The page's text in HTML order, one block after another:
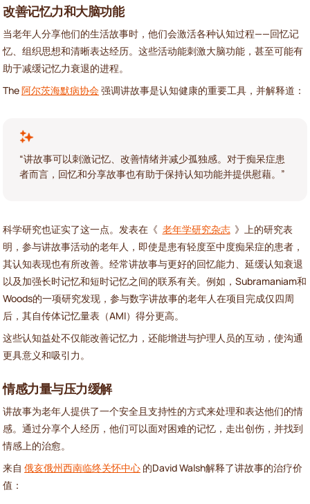
改善记忆力和大脑功能
当老年人分享他们的生活故事时，他们会激活各种认知过程——回忆记
忆、组织思想和清晰表达经历。这些活动能刺激大脑功能，甚至可能有
助于减缓记忆力衰退的进程。
The阿尔茨海默病协会强调讲故事是认知健康的重要工具，并解释道：
“讲故事可以刺激记忆、改善情绪并减少孤独感。对于痴呆症患
者而言，回忆和分享故事也有助于保持认知功能并提供慰藉。”
科学研究也证实了这一点。发表在《 老年学研究杂志 》上的研究表
明，参与讲故事活动的老年人，即使是患有轻度至中度痴呆症的患者，
其认知表现也有所改善。经常讲故事与更好的回忆能力、延缓认知衰退
以及加强长时记忆和短时记忆之间的联系有关。例如，Subramaniam和
Woods的一项研究发现，参与数字讲故事的老年人在项目完成仅四周
后，其自传体记忆量表（AMI）得分更高。
这些认知益处不仅能改善记忆力，还能增进与护理人员的互动，使沟通
更具意义和吸引力。
情感力量与压力缓解
讲故事为老年人提供了一个安全且支持性的方式来处理和表达他们的情
感。通过分享个人经历，他们可以面对困难的记忆，走出创伤，并找到
情感上的治愈。
来自 俄亥俄州西南临终关怀中心 的David Walsh解释了讲故事的治疗价
值：